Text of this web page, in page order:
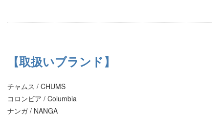
【取扱いブランド】
チャムス / CHUMS
コロンビア / Columbia
ナンガ / NANGA